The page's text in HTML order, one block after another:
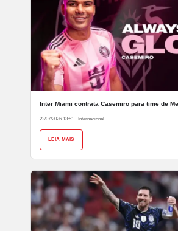
Inter Miami contrata Casemiro para time de
22/07/2026 13:51 · Internacional
LEIA MAIS